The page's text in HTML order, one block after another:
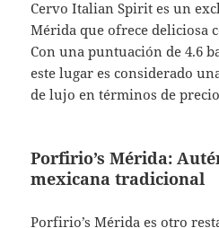
Cervo Italian Spirit es un
Mérida que ofrece deliciosa
Con una puntuación de 4.6
este lugar es considerado
de lujo en términos de
Porfirio’s Mérida:
mexicana tradicional
Porfirio’s Mérida es otro